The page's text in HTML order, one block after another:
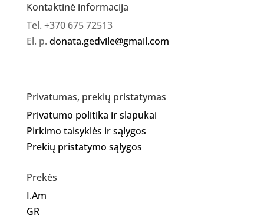
dirbt?
]
Kontaktinė informacija
Tel. +370 675 72513
El. p. donata.gedvile@gmail.com
Privatumas, prekių pristatymas
Privatumo politika ir slapukai
Pirkimo taisyklės ir sąlygos
Prekių pristatymo sąlygos
Prekės
I.Am
GR